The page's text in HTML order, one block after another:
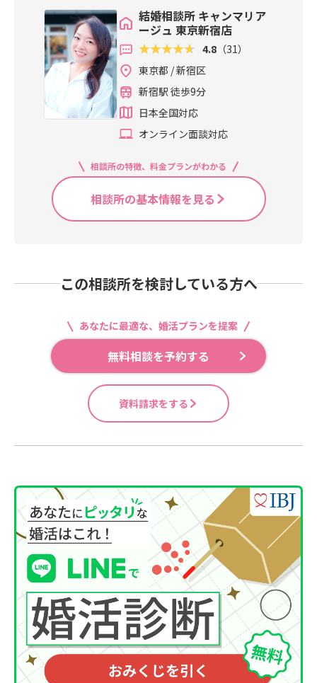
結婚相談所 キャンマリア
ージュ 東京新宿店
4.8 （31）
東京都 / 新宿区
新宿駅 徒歩9分
日本全国対応
オンライン面談対応
相談所の特徴、料金プランがわかる
相談所の基本情報を見る
この相談所を検討している方へ
あなたに最適な、婚活プランを提案
無料相談を予約する
資料請求をする